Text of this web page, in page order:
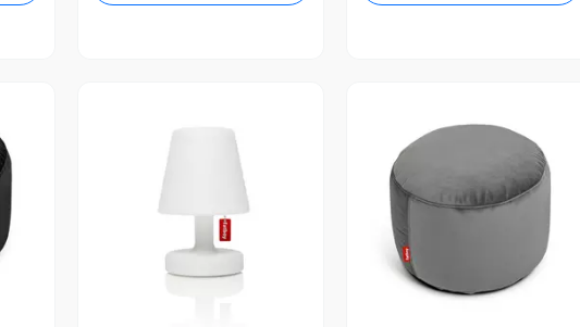
Vista Previa